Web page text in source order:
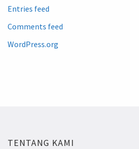
Entries feed
Comments feed
WordPress.org
TENTANG KAMI